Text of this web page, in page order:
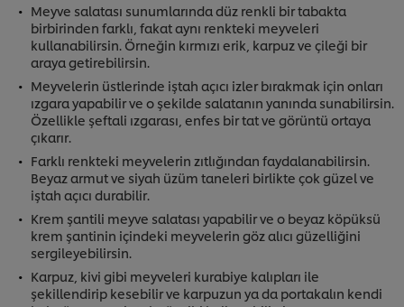
Meyve salatası sunumlarında düz renkli bir tabakta
birbirinden farklı, fakat aynı renkteki meyveleri
kullanabilirsin. Örneğin kırmızı erik, karpuz ve çileği bir
araya getirebilirsin.
Meyvelerin üstlerinde iştah açıcı izler bırakmak için onları
ızgara yapabilir ve o şekilde salatanın yanında sunabilirsin.
Özellikle şeftali ızgarası, enfes bir tat ve görüntü ortaya
çıkarır.
Farklı renkteki meyvelerin zıtlığından faydalanabilirsin.
Beyaz armut ve siyah üzüm taneleri birlikte çok güzel ve
iştah açıcı durabilir.
Krem şantili meyve salatası yapabilir ve o beyaz köpüksü
krem şantinin içindeki meyvelerin göz alıcı güzelliğini
sergileyebilirsin.
Karpuz, kivi gibi meyveleri kurabiye kalıpları ile
şekillendirip kesebilir ve karpuzun ya da portakalın kendi